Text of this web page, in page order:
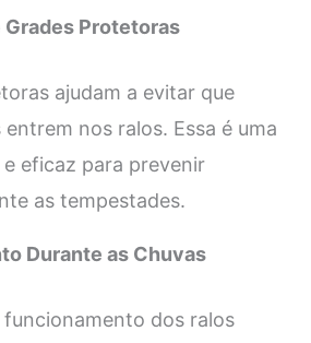
Grades Protetoras
ajudam a evitar que
entrem nos ralos. Essa é uma
eficaz para prevenir
as tempestades.
Durante as Chuvas
dos ralos